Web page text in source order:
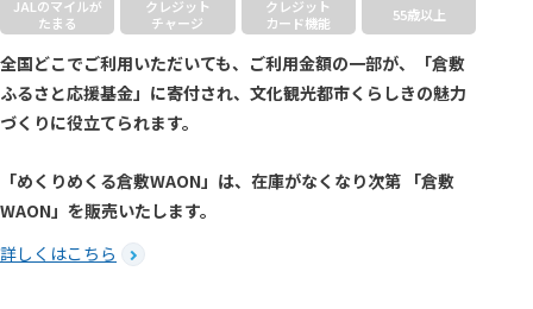
JALのマイルが
たまる
クレジット
チャージ
クレジット
カード機能
55歳以上
全国どこでご利用いただいても、ご利用金額の一部が、「倉敷
ふるさと応援基金」に寄付され、文化観光都市くらしきの魅力
づくりに役立てられます。
「めくりめくる倉敷WAON」は、在庫がなくなり次第 「倉敷
WAON」を販売いたします。
詳しくはこちら